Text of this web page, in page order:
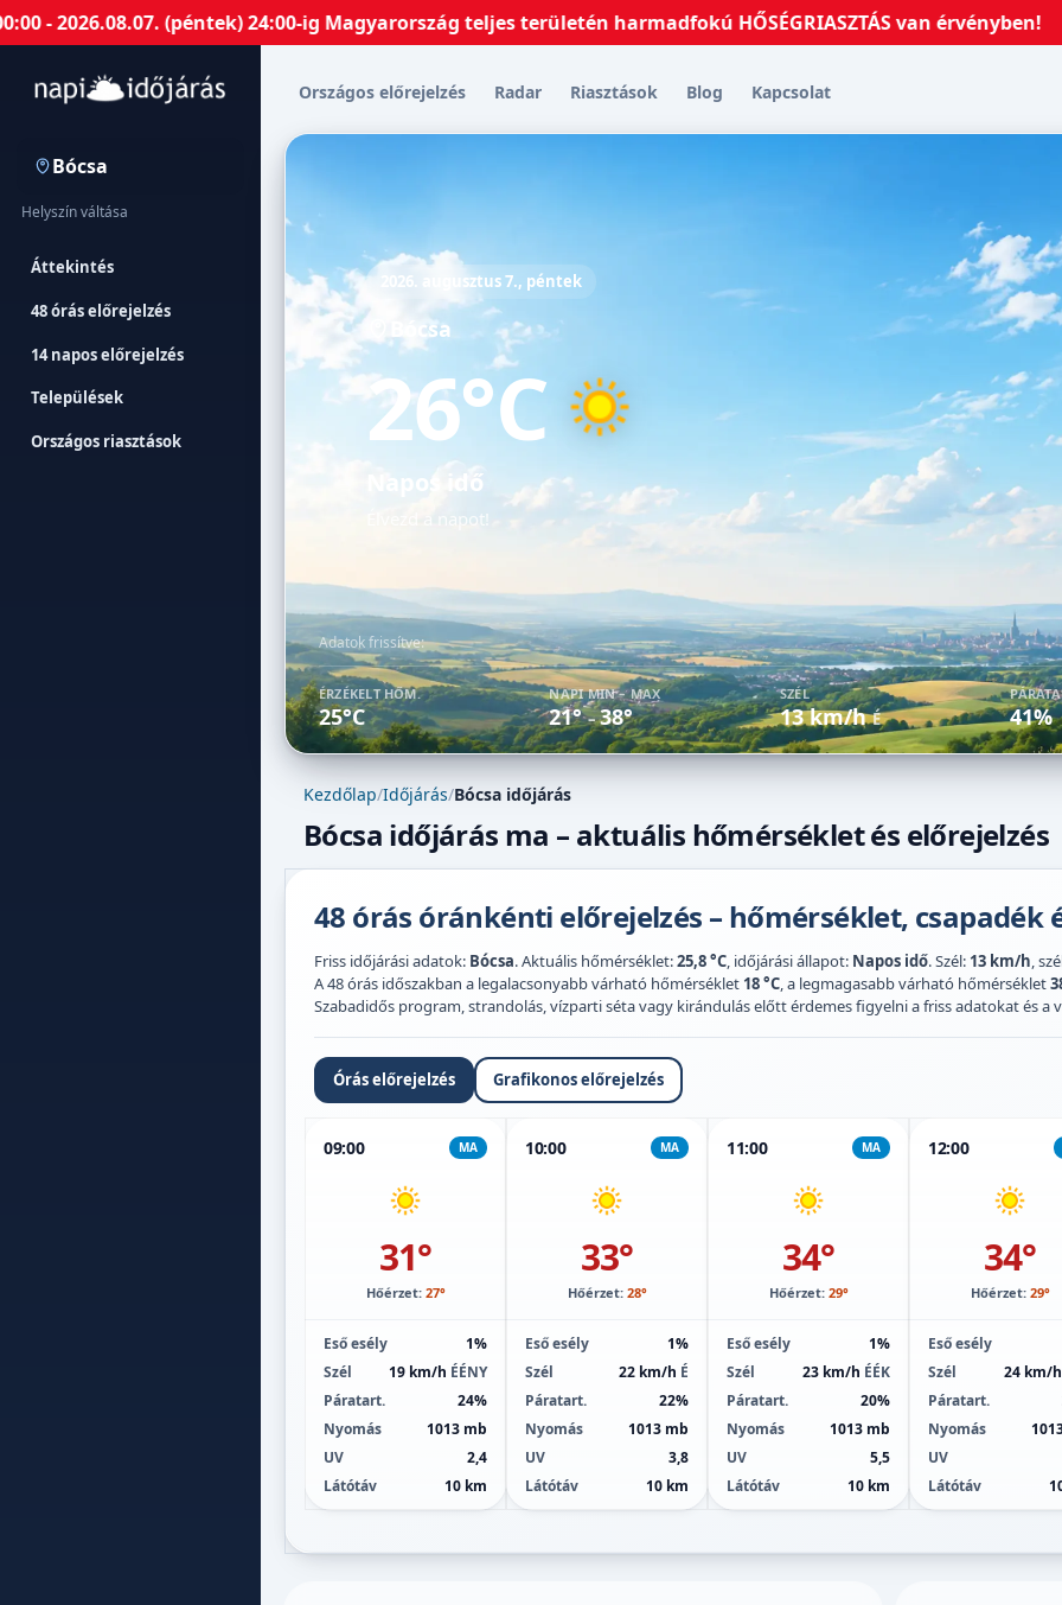
(péntek) 24:00-ig Magyarország teljes területén harmadfokú HŐSÉGRIASZTÁS van érvényben!
Bócsa
Helyszín váltása
Áttekintés
48 órás előrejelzés
14 napos előrejelzés
Települések
Országos riasztások
Országos előrejelzés Radar Riasztások Blog Kapcsolat
2026. augusztus 7., péntek
Bócsa
26°C
Napos idő
Élvezd a napot!
Adatok frissítve:
ÉRZÉKELT HŐM.
25°C
NAPI MIN – MAX
21° –38°
SZÉL
13 km/hÉ 41%
Kezdőlap/Időjárás/Bócsa időjárás
Bócsa időjárás ma – aktuális hőmérséklet és előrejelzés
48 órás óránkénti előrejelzés – hőmérséklet, csapadék
Friss időjárási adatok: Bócsa. Aktuális hőmérséklet:25,8 °C, időjárási állapot: Napos idő. Szél: 13 km/h,
A 48 órás időszakban a legalacsonyabb várható hőmérséklet 18 °C, a legmagasabb várható hőmérséklet
Szabadidős program, strandolás, vízparti séta vagy kirándulás előtt érdemes figyelni a friss adatokat és a
Órás előrejelzés Grafikonos előrejelzés
09:00 MA
31°
Hőérzet: 27°
Eső esély
1%
Szél
19 km/h ÉÉNY
Páratart.
24%
Nyomás
1013 mb
UV
2,4
Látótáv
10 km
10:00 MA
33°
Hőérzet: 28°
Eső esély
1%
Szél
22 km/h É
Páratart.
22%
Nyomás
1013 mb
UV
3,8
Látótáv
10 km
11:00 MA
34°
Hőérzet: 29°
Eső esély
1%
Szél
23 km/h ÉÉK
Páratart.
20%
Nyomás
1013 mb
UV
5,5
Látótáv
10 km
12:00
34°
Hőérzet: 29°
Eső esély
Szél
24 km/h
Páratart.
Nyomás
UV
Látótáv